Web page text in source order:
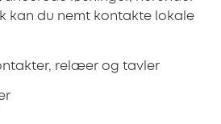
kan du nemt kontakte lokale
relæer og tavler